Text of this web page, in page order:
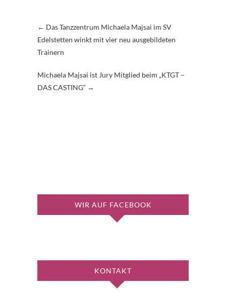
← Das Tanzzentrum Michaela Majsai im SV
Edelstetten winkt mit vier neu ausgebildeten
Trainern
Michaela Majsai ist Jury Mitglied beim „KTGT –
DAS CASTING“ →
WIR AUF FACEBOOK
KONTAKT